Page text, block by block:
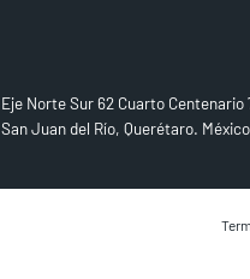
Eje Norte Sur 62 Cuarto Centenario
San Juan del Río, Querétaro. México